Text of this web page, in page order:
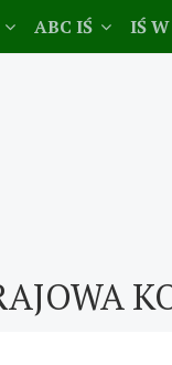
ABC IŚ IŚ